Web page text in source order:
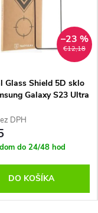
€12,18
–23 %
Glass Shield 5D sklo
Galaxy S23 Ultra
DPH
do 24/48 hod
DO KOŠÍKA